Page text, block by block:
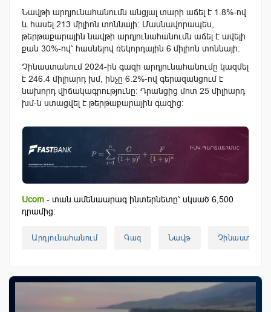
Նավթի արդյունահանումն անցյալ տարի աճել է 1.8%-ով
և հասել 213 միլիոն տոննայի: Մասնավորապես,
թերթաքարային նավթի արդյունահանումն աճել է ավելի
քան 30%-ով՝ հասնելով ռեկորդային 6 միլիոն տոննայի:
Չինաստանում 2024-ին գազի արդյունահանումը կազմել
է 246.4 միլիարդ խմ, ինչը 6.2%-ով գերազանցում է
նախորդ վիճակագրությունը: Դրանցից մոտ 25 միլիարդ
խմ-ն ստացվել է թերթաքարային գազից:
Ucom - տան ամենաարագ ինտերնետը՝ սկսած 6,500
դրամից:
Արդյունահանում Գազ Նավթ Չինաստան